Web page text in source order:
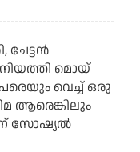
മൊയ്
വെച്ച് ഒരു
ആരെങ്കിലും
സോഷ്യല്‍